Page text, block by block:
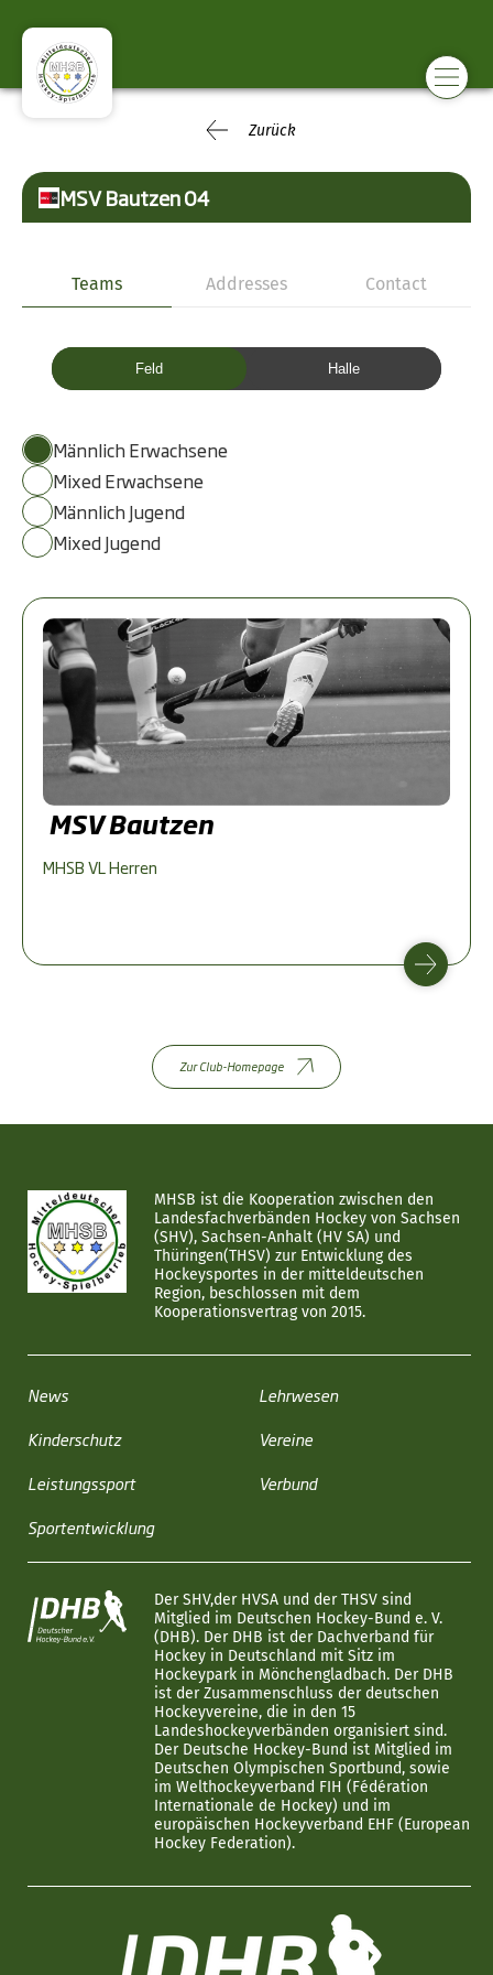
Zurück
MSV Bautzen 04
Teams Addresses Contact
Feld Halle
Männlich Erwachsene
Mixed Erwachsene
Männlich Jugend
Mixed Jugend
MSV Bautzen
MHSB VL Herren
Zur Club-Homepage
MHSB ist die Kooperation zwischen den
Landesfachverbänden Hockey von Sachsen
(SHV), Sachsen-Anhalt (HV SA) und
Thüringen(THSV) zur Entwicklung des
Hockeysportes in der mitteldeutschen
Region, beschlossen mit dem
Kooperationsvertrag von 2015.
News
Kinderschutz
Leistungssport
Sportentwicklung
Lehrwesen
Vereine
Verbund
Der SHV,der HVSA und der THSV sind
Mitglied im Deutschen Hockey-Bund e. V.
(DHB). Der DHB ist der Dachverband für
Hockey in Deutschland mit Sitz im
Hockeypark in Mönchengladbach. Der DHB
ist der Zusammenschluss der deutschen
Hockeyvereine, die in den 15
Landeshockeyverbänden organisiert sind.
Der Deutsche Hockey-Bund ist Mitglied im
Deutschen Olympischen Sportbund, sowie
im Welthockeyverband FIH (Fédération
Internationale de Hockey) und im
europäischen Hockeyverband EHF (European
Hockey Federation).